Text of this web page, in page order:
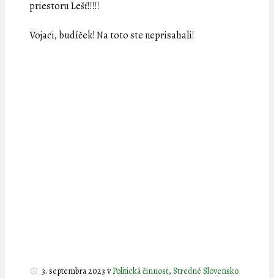
priestoru Lešť!!!!!
Vojaci, budíček! Na toto ste neprisahali!
3. septembra 2023 vPolitická činnosť, Stredné Slovensko